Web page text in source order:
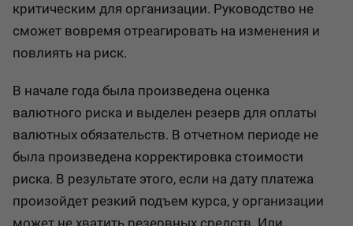
критическим для организации. Руководство не
сможет вовремя отреагировать на изменения и
повлиять на риск.
В начале года была произведена оценка
валютного риска и выделен резерв для оплаты
валютных обязательств. В отчетном периоде не
была произведена корректировка стоимости
риска. В результате этого, если на дату платежа
произойдет резкий подъем курса, у организации
может не хватить резервных средств. Или,